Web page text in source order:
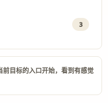
3
目标的入口开始，看到有感觉